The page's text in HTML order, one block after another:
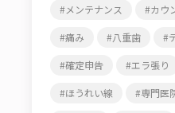
メンテナンス カウ
痛み 八重歯
確定申告 エラ張り
ほうれい線 専門医